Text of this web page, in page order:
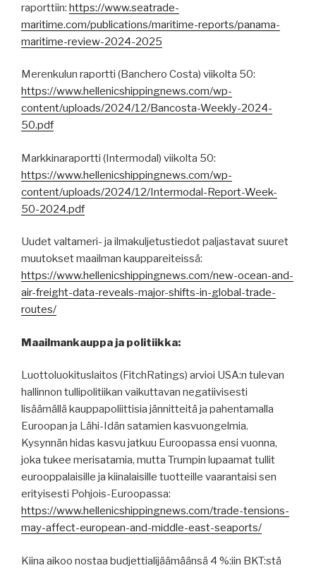
raporttiin: https://www.seatrade-
maritime.com/publications/maritime-reports/panama-
maritime-review-2024-2025
Merenkulun raportti (Banchero Costa) viikolta 50:
https://www.hellenicshippingnews.com/wp-
content/uploads/2024/12/Bancosta-Weekly-2024-
50.pdf
Markkinaraportti (Intermodal) viikolta 50:
https://www.hellenicshippingnews.com/wp-
content/uploads/2024/12/Intermodal-Report-Week-
50-2024.pdf
Uudet valtameri- ja ilmakuljetustiedot paljastavat suuret
muutokset maailman kauppareiteissä:
https://www.hellenicshippingnews.com/new-ocean-and-
air-freight-data-reveals-major-shifts-in-global-trade-
routes/
Maailmankauppa ja politiikka:
Luottoluokituslaitos (FitchRatings) arvioi USA:n tulevan
hallinnon tullipolitiikan vaikuttavan negatiivisesti
lisäämällä kauppapoliittisia jännitteitä ja pahentamalla
Euroopan ja Lähi-Idän satamien kasvuongelmia.
Kysynnän hidas kasvu jatkuu Euroopassa ensi vuonna,
joka tukee merisatamia, mutta Trumpin lupaamat tullit
eurooppalaisille ja kiinalaisille tuotteille vaarantaisi sen
erityisesti Pohjois-Euroopassa:
https://www.hellenicshippingnews.com/trade-tensions-
may-affect-european-and-middle-east-seaports/
Kiina aikoo nostaa budjettialijäämäänsä 4 %:iin BKT:stä